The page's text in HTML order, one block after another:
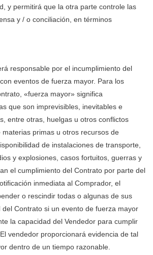
y permitirá que la otra parte controle las
y / o conciliación, en términos
responsable por el incumplimiento del
eventos de fuerza mayor. Para los
«fuerza mayor» significa
que son imprevisibles, inevitables e
entre otras, huelgas u otros conflictos
materias primas u otros recursos de
de instalaciones de transporte,
y explosiones, casos fortuitos, guerras y
el cumplimiento del Contrato por parte del
inmediata al Comprador, el
o rescindir todas o algunas de sus
Contrato si un evento de fuerza mayor
la capacidad del Vendedor para cumplir
El vendedor proporcionará evidencia de tal
dentro de un tiempo razonable.